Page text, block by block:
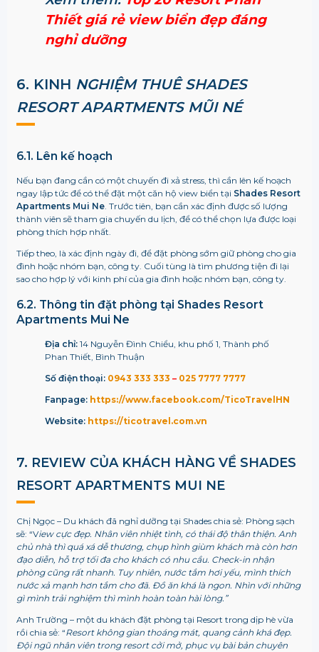
Thiết giá rẻ view biển đẹp đáng
nghỉ dưỡng
6. KINH NGHIỆM THUÊ SHADES
RESORT APARTMENTS MŨI NÉ
6.1. Lên kế hoạch
Nếu bạn đang cần có một chuyến đi xả stress, thì cần lên kế hoạch
ngay lập tức để có thể đặt một căn hộ view biển tại Shades Resort
Apartments Mui Ne. Trước tiên, bạn cần xác định được số lượng
thành viên sẽ tham gia chuyến du lịch, để có thể chọn lựa được loại
phòng thích hợp nhất.
Tiếp theo, là xác định ngày đi, để đặt phòng sớm giữ phòng cho gia
đình hoặc nhóm bạn, công ty. Cuối tùng là tìm phương tiện đi lại
sao cho hợp lý với kinh phí của gia đình hoặc nhóm bạn, công ty.
6.2. Thông tin đặt phòng tại Shades Resort
Apartments Mui Ne
Địa chỉ:14 Nguyễn Đình Chiểu, khu phố 1, Thành phố
Phan Thiết, Bình Thuận
Số điện thoại: 0943 333 333 – 025 7777 7777
Fanpage: https://www.facebook.com/TicoTravelHN
Website: https://ticotravel.com.vn
7. REVIEW CỦA KHÁCH HÀNG VỀ SHADES
RESORT APARTMENTS MUI NE
Chị Ngọc – Du khách đã nghỉ dưỡng tại Shades chia sẻ: Phòng sạch
sẽ: “View cực đẹp. Nhân viên nhiệt tình, có thái độ thân thiện. Anh
chủ nhà thì quá xá dễ thương, chụp hình giùm khách mà còn hơn
đạo diễn, hỗ trợ tối đa cho khách có nhu cầu. Check-in nhận
phòng cũng rất nhanh. Tuy nhiên, nước tắm hơi yếu, mình thích
nước xả mạnh hơn tắm cho đã. Đồ ăn khá là ngon. Nhìn với những
gì mình trải nghiệm thì mình hoàn toàn hài lòng.”
Anh Trường – một du khách đặt phòng tại Resort trong dịp hè vừa
rồi chia sẻ: “Resort không gian thoáng mát, quang cảnh khá đẹp.
Đội ngũ nhân viên trong resort cởi mở, phục vụ bài bản chuyên